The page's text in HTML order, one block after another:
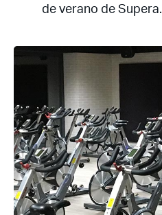
Acceso socios
de verano de Supera.